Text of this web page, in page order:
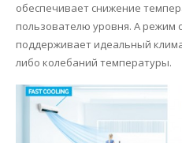
обеспечивает снижение
пользователю уровня. А режим
поддерживает идеальный
либо колебаний температуры.